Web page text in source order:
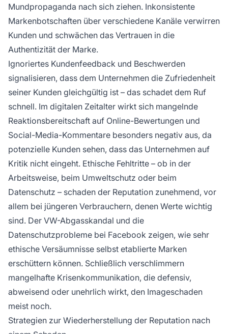
Mundpropaganda nach sich ziehen. Inkonsistente
Markenbotschaften über verschiedene Kanäle verwirren
Kunden und schwächen das Vertrauen in die
Authentizität der Marke.
Ignoriertes Kundenfeedback und Beschwerden
signalisieren, dass dem Unternehmen die Zufriedenheit
seiner Kunden gleichgültig ist – das schadet dem Ruf
schnell. Im digitalen Zeitalter wirkt sich mangelnde
Reaktionsbereitschaft auf Online-Bewertungen und
Social-Media-Kommentare besonders negativ aus, da
potenzielle Kunden sehen, dass das Unternehmen auf
Kritik nicht eingeht. Ethische Fehltritte – ob in der
Arbeitsweise, beim Umweltschutz oder beim
Datenschutz – schaden der Reputation zunehmend, vor
allem bei jüngeren Verbrauchern, denen Werte wichtig
sind. Der VW-Abgasskandal und die
Datenschutzprobleme bei Facebook zeigen, wie sehr
ethische Versäumnisse selbst etablierte Marken
erschüttern können. Schließlich verschlimmern
mangelhafte Krisenkommunikation, die defensiv,
abweisend oder unehrlich wirkt, den Imageschaden
meist noch.
Strategien zur Wiederherstellung der Reputation nach